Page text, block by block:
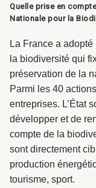
Quelle prise en
Nationale pour la
La France a
la biodiversité qui
préservation de la
Parmi les 40
entreprises. L’État
développer et de
compte de la
sont directement
production
tourisme, sport.